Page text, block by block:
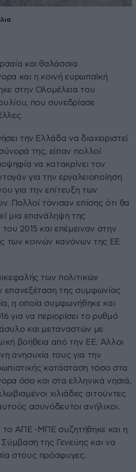
και θαλάσσια
και η κοινή ευρωπαϊκή
στην Ολομέλεια του
που συνεδρίασε
την Ελλάδα να διαχειριστεί
της, είπαν πολλοί
να κατακρίνει τον
για την εργαλειοποίηση
για την επίτευξη των
Πολλοί τόνισαν επίσης ότι θα
μια επανάληψη της
2015 και επέμειναν στην
των κοινών κανόνων της ΕΕ
των πολιτικών
επανεξέταση της συμφωνίας
η οποία συμφωνήθηκε και
για να περιορίσει το ρυθμό
και μεταναστών με
βοήθεια από την ΕΕ. Άλλοι
ανησυχία τους για την
κατάσταση τόσο στα
όσο και στα ελληνικά νησιά,
χιλιάδες αιτούντες
ασυνόδευτοι ανήλικοι.
το ΑΠΕ -ΜΠΕ συζητήθηκε και η
της Γενεύης και να
στους πρόσφυγες.